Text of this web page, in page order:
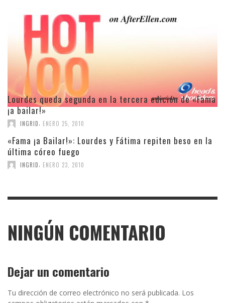
Lourdes queda segunda en la tercera edición de «Fama
¡a bailar!»
INGRID, ENERO 25, 2010
«Fama ¡a Bailar!»: Lourdes y Fátima repiten beso en la
última córeo fuego
INGRID, ENERO 23, 2010
NINGÚN COMENTARIO
Dejar un comentario
Tu dirección de correo electrónico no será publicada. Los